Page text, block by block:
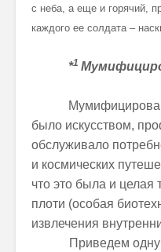
с неба, а еще и горячий,
каждого ее солдата –
*1
было искусством,
обслуживало
и космических
что это была и целая
плоти (особая
извлечения
Приведем